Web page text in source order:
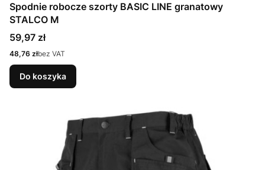
Spodnie robocze szorty BASIC LINE granatowy
STALCO M
Cena
59,97 zł
Cena
48,76 złbez VAT
Do koszyka